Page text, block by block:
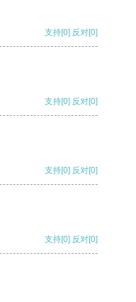
支持[0] 反对[0]
支持[0] 反对[0]
支持[0] 反对[0]
支持[0] 反对[0]